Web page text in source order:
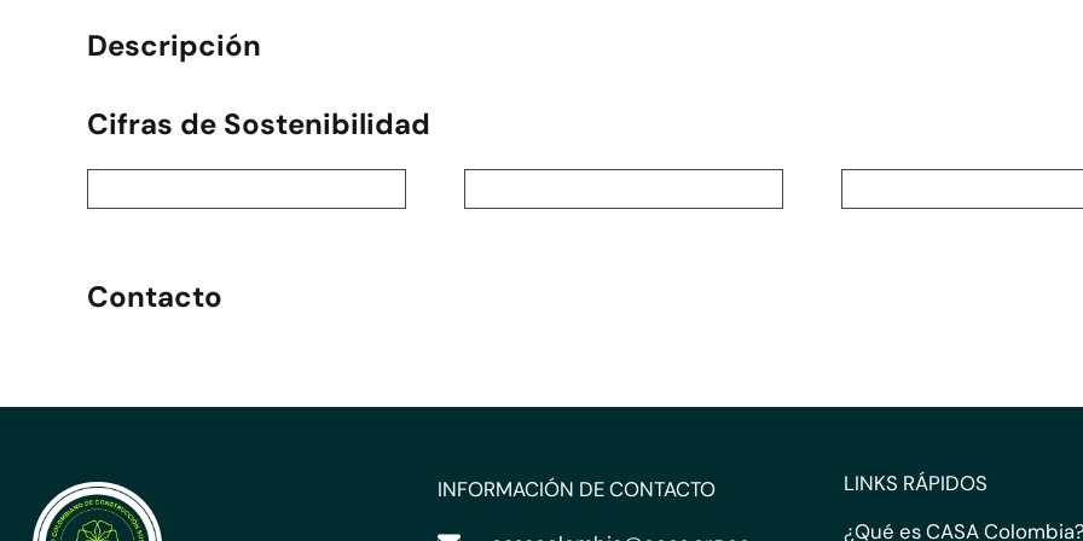
Descripción
Cifras de Sostenibilidad
Contacto
INFORMACIÓN DE CONTACTO
LINKS RÁPIDOS
¿Qué es CASA